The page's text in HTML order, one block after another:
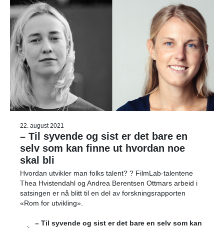
22. august 2021
– Til syvende og sist er det bare en
selv som kan finne ut hvordan noe
skal bli
Hvordan utvikler man folks talent? ? FilmLab-talentene
Thea Hvistendahl og Andrea Berentsen Ottmars arbeid i
satsingen er nå blitt til en del av forskningsrapporten
«Rom for utvikling».
– Til syvende og sist er det bare en selv som kan